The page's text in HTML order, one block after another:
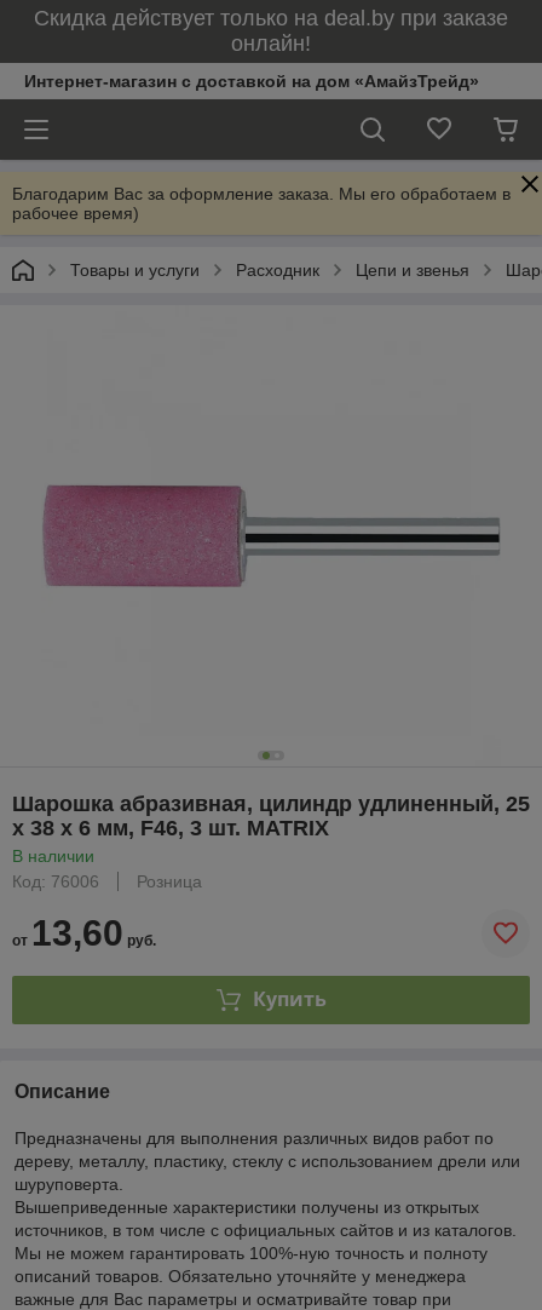
Скидка действует только на deal.by при заказе
онлайн!
Интернет-магазин с доставкой на дом «АмайзТрейд»
Благодарим Вас за оформление заказа. Мы его обработаем в
рабочее время)
Товары и услуги Расходник Цепи и звенья
Шарошка абразивная, цилиндр удлиненный, 25
x 38 x 6 мм, F46, 3 шт. MATRIX
В наличии
Код: 76006
Розница
от 13,60 руб.
Купить
Описание
Предназначены для выполнения различных видов работ по
дереву, металлу, пластику, стеклу с использованием дрели или
шуруповерта.
Вышеприведенные характеристики получены из открытых
источников, в том числе с официальных сайтов и из каталогов.
Мы не можем гарантировать 100%-ную точность и полноту
описаний товаров. Обязательно уточняйте у менеджера
важные для Вас параметры и осматривайте товар при